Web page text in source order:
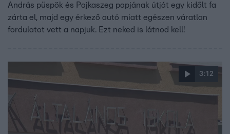
András püspök és Pajkaszeg papjának útját egy kidőlt fa
zárta el, majd egy érkező autó miatt egészen váratlan
fordulatot vett a napjuk. Ezt neked is látnod kell!
3:12